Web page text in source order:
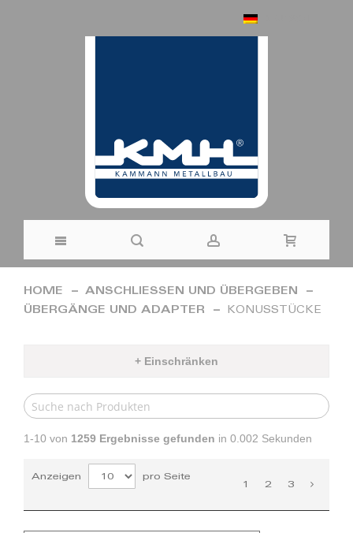
zum
HOME
ANSCHLIESSEN UND ÜBERGEBEN
ÜBERGÄNGE UND ADAPTER
KONUSSTÜCKE
+ Einschränken
1-10 von 1259 Ergebnisse gefunden in 0.002 Sekunden
Anzeigen
pro Seite
1
2 3